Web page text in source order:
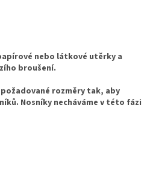
nebo látkové utěrky a
broušení.
rozměry tak, aby
Nosníky necháváme v této fázi